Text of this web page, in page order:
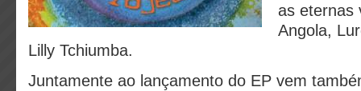
as eternas
Angola,
Lilly Tchiumba.
Juntamente ao lançamento do EP vem